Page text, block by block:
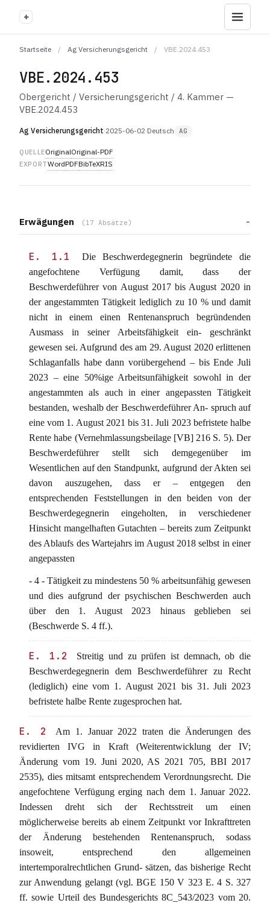
+
Startseite / Ag Versicherungsgericht / VBE.2024.453
VBE.2024.453
Obergericht / Versicherungsgericht / 4. Kammer —
VBE.2024.453
Ag Versicherungsgericht·2025-06-02·Deutsch AG
QUELLEOriginalOriginal-PDF
EXPORTWordPDFBibTeXRIS
Erwägungen (17 Absätze)
E. 1.1
Die Beschwerdegegnerin begründete die
angefochtene Verfügung damit, dass der
Beschwerdeführer von August 2017 bis August 2020 in
der angestammten Tätigkeit lediglich zu 10 % und damit
nicht in einem einen Rentenanspruch begründenden
Ausmass in seiner Arbeitsfähigkeit ein- geschränkt
gewesen sei. Aufgrund des am 29. August 2020 erlittenen
Schlaganfalls habe dann vorübergehend – bis Ende Juli
2023 – eine 50%ige Arbeitsunfähigkeit sowohl in der
angestammten als auch in einer angepassten Tätigkeit
bestanden, weshalb der Beschwerdeführer An- spruch auf
eine vom 1. August 2021 bis 31. Juli 2023 befristete halbe
Rente habe (Vernehmlassungsbeilage [VB] 216 S. 5). Der
Beschwerdeführer stellt sich demgegenüber im
Wesentlichen auf den Standpunkt, aufgrund der Akten sei
davon auszugehen, dass er – entgegen den
entsprechenden Feststellungen in den beiden von der
Beschwerdegegnerin eingeholten, in verschiedener
Hinsicht mangelhaften Gutachten – bereits zum Zeitpunkt
des Ablaufs des Wartejahrs im August 2018 selbst in einer
angepassten
- 4 - Tätigkeit zu mindestens 50 % arbeitsunfähig gewesen
und dies aufgrund der psychischen Beschwerden auch
über den 1. August 2023 hinaus geblieben sei
(Beschwerde S. 4 ff.).
E. 1.2
Streitig und zu prüfen ist demnach, ob die
Beschwerdegegnerin dem Beschwerdeführer zu Recht
(lediglich) eine vom 1. August 2021 bis 31. Juli 2023
befristete halbe Rente zugesprochen hat.
E. 2
Am 1. Januar 2022 traten die Änderungen des
revidierten IVG in Kraft (Weiterentwicklung der IV;
Änderung vom 19. Juni 2020, AS 2021 705, BBI 2017
2535), dies mitsamt entsprechendem Verordnungsrecht. Die
angefochtene Verfügung erging nach dem 1. Januar 2022.
Indessen dreht sich der Rechtsstreit um einen
möglicherweise bereits ab einem Zeitpunkt vor Inkrafttreten
der Änderung bestehenden Rentenanspruch, sodass
insoweit, entsprechend den allgemeinen
intertemporalrechtlichen Grund- sätzen, das bisherige Recht
zur Anwendung gelangt (vgl. BGE 150 V 323 E. 4 S. 327
ff. sowie Urteil des Bundesgerichts 8C_543/2023 vom 20.